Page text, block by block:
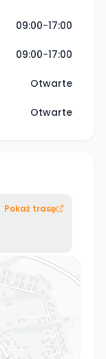
09:00-17:00
09:00-17:00
Otwarte
Otwarte
Pokaż trasę